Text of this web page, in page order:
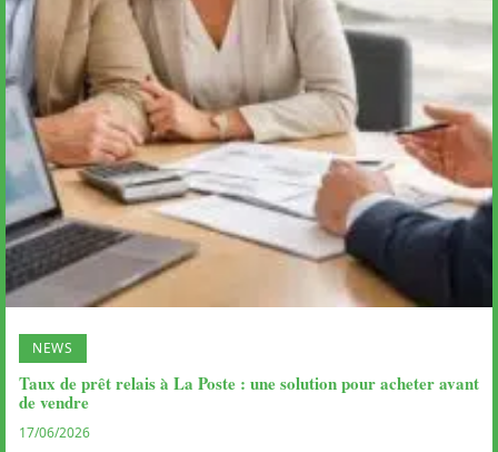
NEWS
Taux de prêt relais à La Poste : une solution pour acheter avant
de vendre
17/06/2026